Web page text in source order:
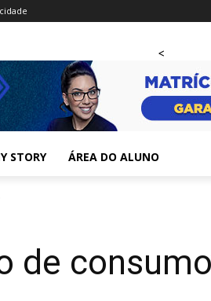
<
STORY ÁREA DO ALUNO
de